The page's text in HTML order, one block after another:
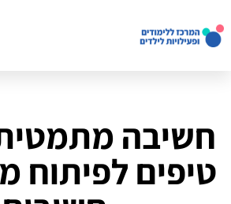
חשיבה
טיפים לפיתוח